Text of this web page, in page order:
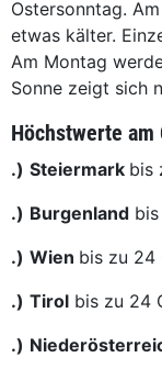
Ostersonntag.
etwas kälter.
Am Montag
Sonne zeigt sich
Höchstwerte am
.) Steiermark bis
.) Burgenland
.) Wien bis zu 24
.) Tirol bis zu 24
.)